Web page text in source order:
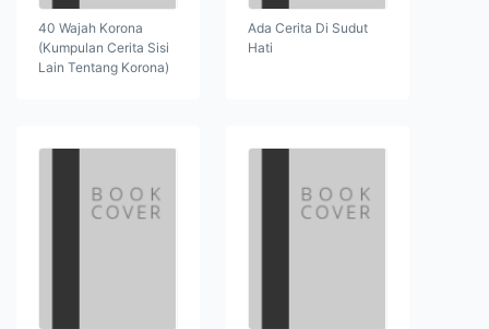
40 Wajah Korona
(Kumpulan Cerita Sisi
Lain Tentang Korona)
Ada Cerita Di Sudut
Hati